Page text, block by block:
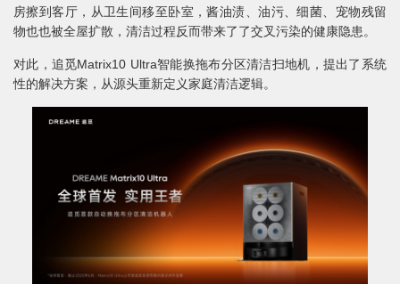
房擦到客厅，从卫生间移至卧室，酱油渍、油污、细菌、宠物残留
物也也被全屋扩散，清洁过程反而带来了了交叉污染的健康隐患。
对此，追觅Matrix10 Ultra智能换拖布分区清洁扫地机，提出了系统
性的解决方案，从源头重新定义家庭清洁逻辑。